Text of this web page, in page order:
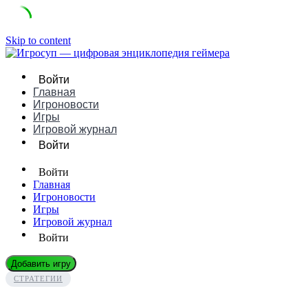
Skip to content
Войти
Главная
Игроновости
Игры
Игровой журнал
Войти
Войти
Главная
Игроновости
Игры
Игровой журнал
Войти
Добавить игру
СТРАТЕГИИ